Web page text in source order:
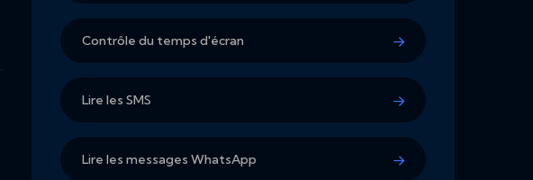
Contrôle du temps d'écran
Lire les SMS
Lire les messages WhatsApp